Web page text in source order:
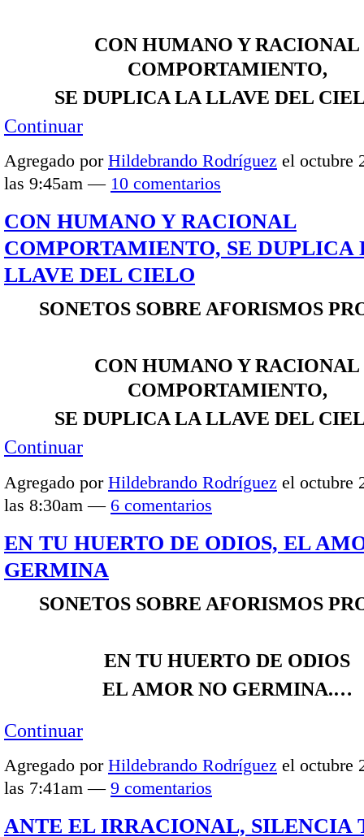
CON HUMANO Y RACIONAL
COMPORTAMIENTO,
SE DUPLICA LA LLAVE DEL
Continuar
Agregado por Hildebrando Rodríguez el octubre
las 9:45am — 10 comentarios
CON HUMANO Y RACIONAL
COMPORTAMIENTO, SE DUPLICA
LLAVE DEL CIELO
SONETOS SOBRE AFORISMOS
CON HUMANO Y RACIONAL
COMPORTAMIENTO,
SE DUPLICA LA LLAVE DEL
Continuar
Agregado por Hildebrando Rodríguez el octubre
las 8:30am — 6 comentarios
EN TU HUERTO DE ODIOS, EL
GERMINA
SONETOS SOBRE AFORISMOS
EN TU HUERTO DE ODIOS
EL AMOR NO GERMINA.…
Continuar
Agregado por Hildebrando Rodríguez el octubre
las 7:41am — 9 comentarios
ANTE EL IRRACIONAL, SILENCIA